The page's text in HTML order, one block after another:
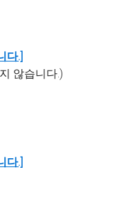
다.]
않습니다.)
다.]